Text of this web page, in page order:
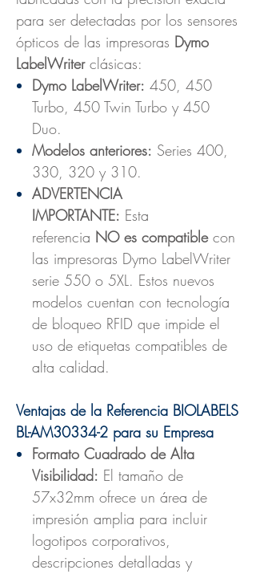
para ser detectadas por los sensores
ópticos de las impresoras Dymo
LabelWriterclásicas:
Dymo LabelWriter: 450, 450
Turbo, 450 Twin Turbo y 450
Duo.
Modelos anteriores: Series 400,
330, 320 y 310.
ADVERTENCIA
IMPORTANTE: Esta
referencia NO es compatiblecon
las impresoras Dymo LabelWriter
serie 550 o 5XL. Estos nuevos
modelos cuentan con tecnología
de bloqueo RFID que impide el
uso de etiquetas compatibles de
alta calidad.
Ventajas de la Referencia BIOLABELS
BL-AM30334-2 para su Empresa
Formato Cuadrado de Alta
Visibilidad: El tamaño de
57x32mm ofrece un área de
impresión amplia para incluir
logotipos corporativos,
descripciones detalladas y